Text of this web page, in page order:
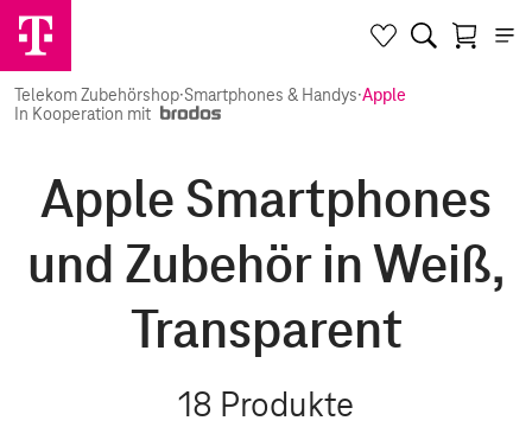
Telekom Zubehörshop·Smartphones & Handys·Apple
In Kooperation mit
Apple Smartphones
und Zubehör in Weiß,
Transparent
18 Produkte